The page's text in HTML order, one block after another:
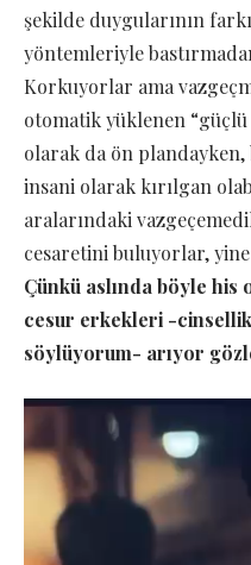
şekilde duygularının
yöntemleriyle
Korkuyorlar ama
otomatik yüklenen
olarak da ön
insani olarak kırılgan
aralarındaki
cesaretini buluyorlar,
Çünkü aslında böyle his
cesur erkekleri -
söylüyorum- arıyor